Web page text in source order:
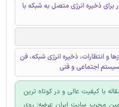
برای ذخیره انرژی متصل به شبکه با
و انتظارات، ذخیره انرژی شبکه، فن
اجتماعی و فنی
با کیفیت عالی و در کوتاه ترین
مجرب سایت ایران عرضه؛ روی